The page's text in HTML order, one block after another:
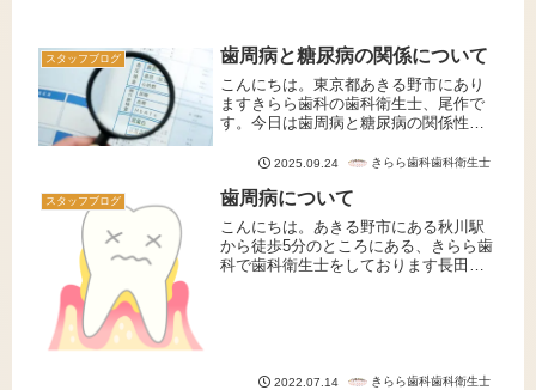
スタッフブログ 歯周病と糖尿病の関係について
こんにちは。東京都あきる野市にあり
ますきらら歯科の歯科衛生士、尾作で
す。今日は歯周病と糖尿病の関係性に
は歯周病と糖尿病には深い関係がある
歯周病になりやすいことがわかってき
ま...
2025.09.24 きらら歯科歯科衛生士
スタッフブログ 歯周病について
こんにちは。あきる野市にある秋川駅
から徒歩5分のところにある、きらら歯
科で歯科衛生士をしております長田で
2022.07.14 きらら歯科歯科衛生士